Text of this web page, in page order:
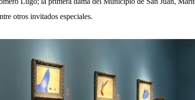
otros invitados especiales.